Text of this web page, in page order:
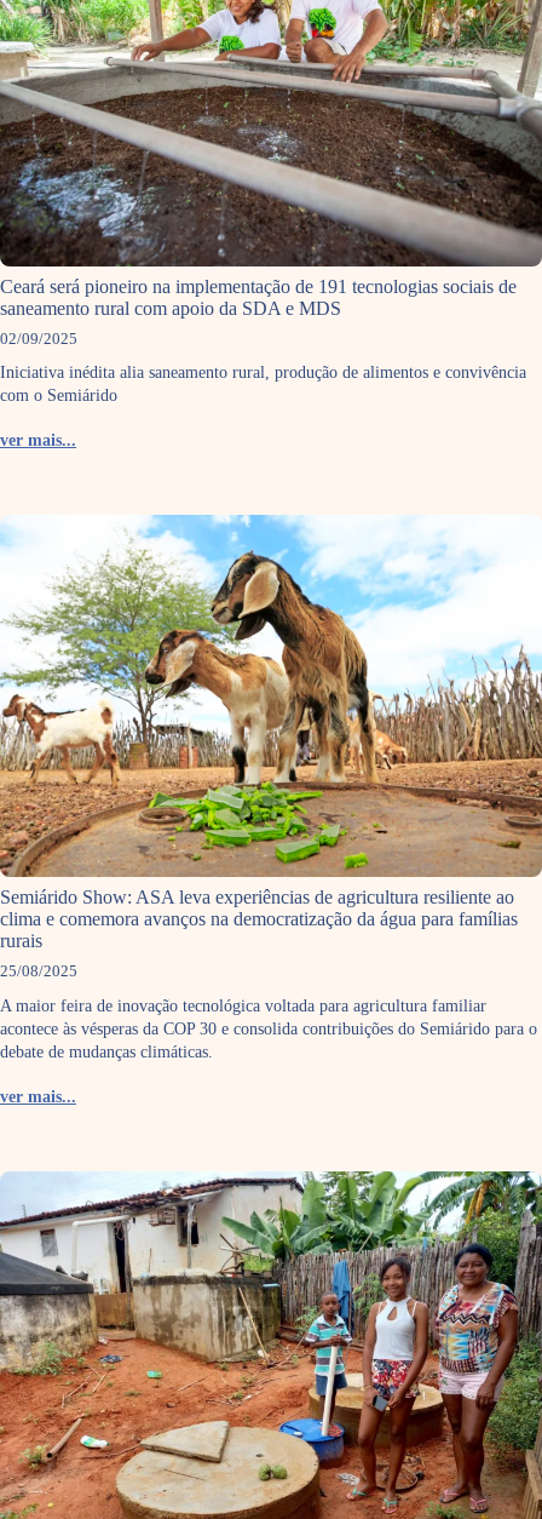
Ceará será pioneiro na implementação de 191 tecnologias sociais de
saneamento rural com apoio da SDA e MDS
02/09/2025
Iniciativa inédita alia saneamento rural, produção de alimentos e convivência
com o Semiárido
ver mais...
Semiárido Show: ASA leva experiências de agricultura resiliente ao
clima e comemora avanços na democratização da água para famílias
rurais
25/08/2025
A maior feira de inovação tecnológica voltada para agricultura familiar
acontece às vésperas da COP 30 e consolida contribuições do Semiárido para o
debate de mudanças climáticas.
ver mais...